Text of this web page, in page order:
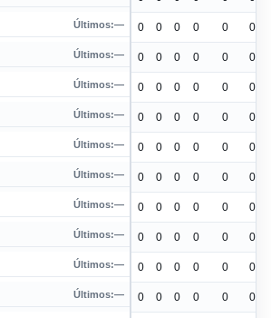
Últimos:— 0 0 0 0 0 0
Últimos:— 0 0 0 0 0 0
Últimos:— 0 0 0 0 0 0
Últimos:— 0 0 0 0 0 0
Últimos:— 0 0 0 0 0 0
Últimos:— 0 0 0 0 0 0
Últimos:— 0 0 0 0 0 0
Últimos:— 0 0 0 0 0 0
Últimos:— 0 0 0 0 0 0
Últimos:— 0 0 0 0 0 0